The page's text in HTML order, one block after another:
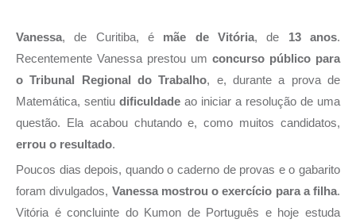
Vanessa, de Curitiba, é mãe de Vitória, de 13 anos.
Recentemente Vanessa prestou um concurso público para
o Tribunal Regional do Trabalho, e, durante a prova de
Matemática, sentiu dificuldade ao iniciar a resolução de uma
questão. Ela acabou chutando e, como muitos candidatos,
errou o resultado.
Poucos dias depois, quando o caderno de provas e o gabarito
foram divulgados, Vanessa mostrou o exercício para a filha.
Vitória é concluinte do Kumon de Português e hoje estuda